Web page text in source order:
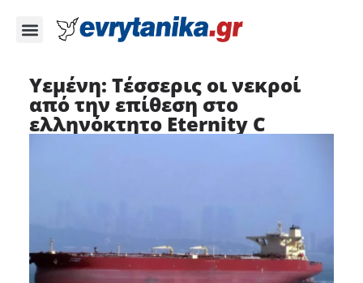
Υεμένη: Τέσσερις οι νεκροί
από την επίθεση στο
ελληνόκτητο Eternity C